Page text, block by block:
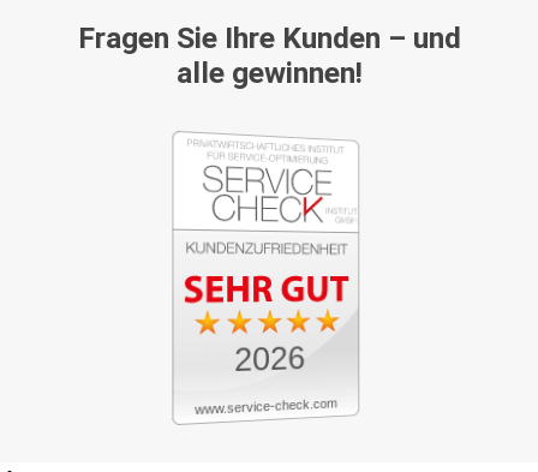
Fragen Sie Ihre Kunden – und
alle gewinnen!
www.service-check.com
2026